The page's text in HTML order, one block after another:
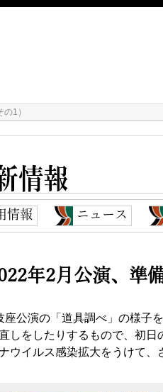
1）
情報 ニュース
年2月公演、準
座公演の「道具調べ」の様子
しをしたりするもので、初日
ウイルス感染拡大をうけて、